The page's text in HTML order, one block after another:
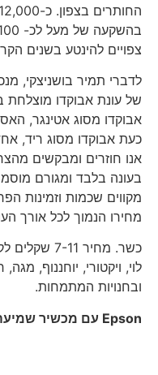
צפויים להינטע בשנים
לדברי תמיר בושניצקי,
של עונת אבוקדו מוצלחת
אבוקדו מסוג אטינגר, האס,
כעת אבוקדו מסוג ריד, אחד
אנו חוזרים ומבקשים
בעונה בלבד ומגורם מוסמך,
מקווים שכמות וזמינות
מחירו הנמוך לכל אורך
כשר. מחיר 7-11
לוי, ויקטורי, יוחננוף, מגה,
ובחנויות המתמחות.
Epsonעם מכשיר שמיעה